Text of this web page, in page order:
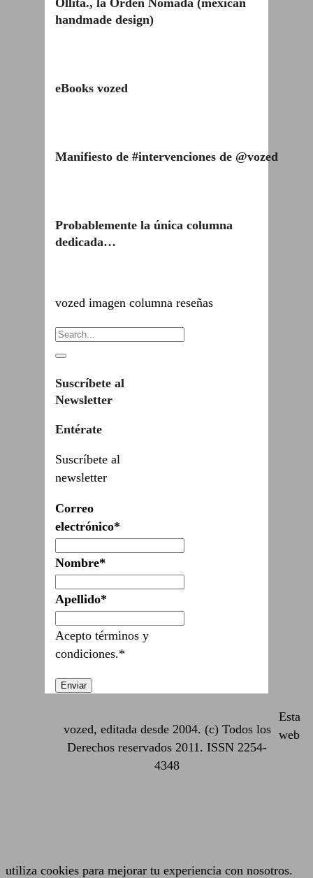
handmade design)
eBooks vozed
Manifiesto de #intervenciones de @vozed
Probablemente la única columna
dedicada…
vozed imagen columna reseñas
Suscríbete al
Newsletter
Entérate
Suscríbete al
newsletter
Correo
electrónico*
Nombre*
Apellido*
Acepto términos y
condiciones.*
vozed, editada desde 2004. (c) Todos los
Derechos reservados 2011. ISSN 2254-
4348
Esta
web
utiliza cookies para mejorar tu experiencia con nosotros.